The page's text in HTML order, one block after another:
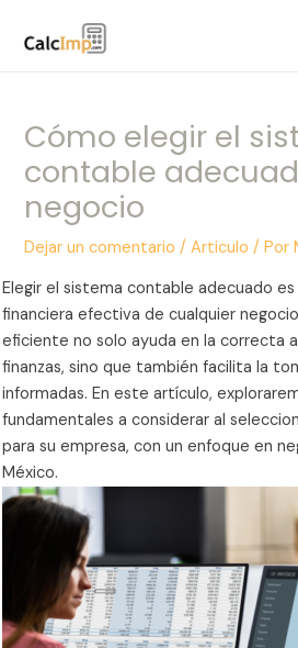
Cómo elegir el
contable
negocio
Dejar un comentario /Articulo / Por
Elegir el sistema contable adecuado
financiera efectiva de cualquier
eficiente no solo ayuda en la correcta
finanzas, sino que también facilita la
informadas. En este artículo,
fundamentales a considerar al
para su empresa, con un enfoque en
México.
de